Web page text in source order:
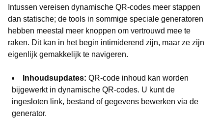
Intussen vereisen dynamische QR-codes meer stappen
dan statische; de tools in sommige speciale generatoren
hebben meestal meer knoppen om vertrouwd mee te
raken. Dit kan in het begin intimiderend zijn, maar ze zijn
eigenlijk gemakkelijk te navigeren.
Inhoudsupdates: QR-code inhoud kan worden
bijgewerkt in dynamische QR-codes. U kunt de
ingesloten link, bestand of gegevens bewerken via de
generator.